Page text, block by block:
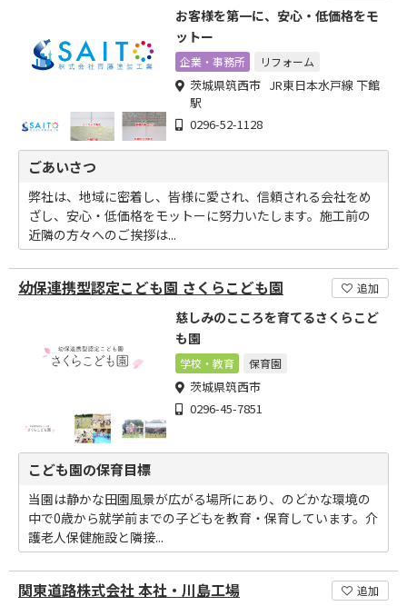
お客様を第一に、安心・低価格をモ
ットー
企業・事務所 リフォーム
茨城県筑西市 JR東日本水戸線 下館
駅
0296-52-1128
ごあいさつ
弊社は、地域に密着し、皆様に愛され、信頼される会社をめ
ざし、安心・低価格をモットーに努力いたします。施工前の
近隣の方々へのご挨拶は...
幼保連携型認定こども園 さくらこども園 追加
慈しみのこころを育てるさくらこど
も園
学校・教育 保育園
茨城県筑西市
0296-45-7851
こども園の保育目標
当園は静かな田園風景が広がる場所にあり、のどかな環境の
中で0歳から就学前までの子どもを教育・保育しています。介
護老人保健施設と隣接...
関東道路株式会社 本社・川島工場 追加